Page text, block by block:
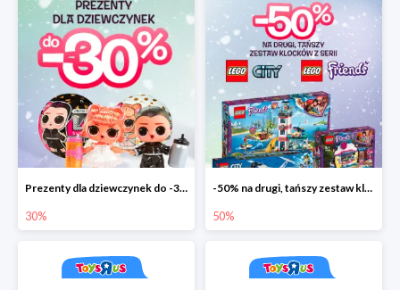
Prezenty dla dziewczynek do -30%
30%
-50% na drugi, tańszy zestaw klocków
50%